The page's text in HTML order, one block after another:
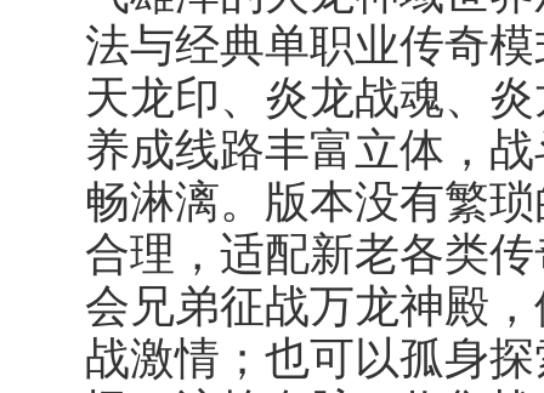
法与经典单职业传奇
天龙印、炎龙战魂、
养成线路丰富立体，
畅淋漓。版本没有繁
合理，适配新老各类
会兄弟征战万龙神殿
战激情；也可以孤身